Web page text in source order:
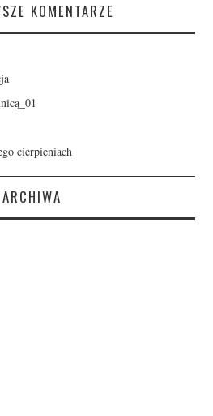
KOMENTARZE
cierpieniach
ARCHIWA